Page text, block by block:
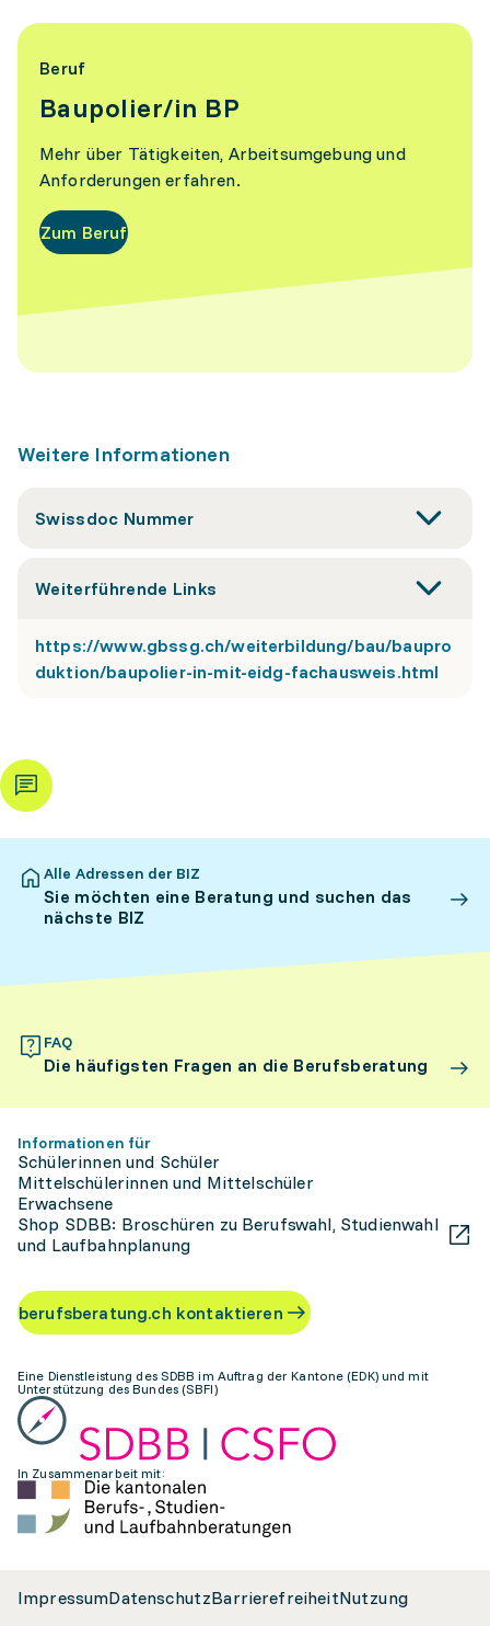
Beruf
Baupolier/in BP
Mehr über Tätigkeiten, Arbeitsumgebung und
Anforderungen erfahren.
Zum Beruf
Weitere Informationen
Swissdoc Nummer
Weiterführende Links
https://www.gbssg.ch/weiterbildung/bau/baupro
duktion/baupolier-in-mit-eidg-fachausweis.html
Alle Adressen der BIZ
Sie möchten eine Beratung und suchen das
nächste BIZ
FAQ
Die häufigsten Fragen an die Berufsberatung
Informationen für
Schülerinnen und Schüler
Mittelschülerinnen und Mittelschüler
Erwachsene
Shop SDBB: Broschüren zu Berufswahl, Studienwahl
und Laufbahnplanung
berufsberatung.ch kontaktieren
Eine Dienstleistung des SDBB im Auftrag der Kantone (EDK) und mit
Unterstützung des Bundes (SBFI)
In Zusammenarbeit mit:
ImpressumDatenschutzBarrierefreiheitNutzung